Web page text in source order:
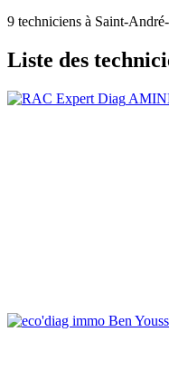
9 techniciens à Saint-
Liste des
Ben